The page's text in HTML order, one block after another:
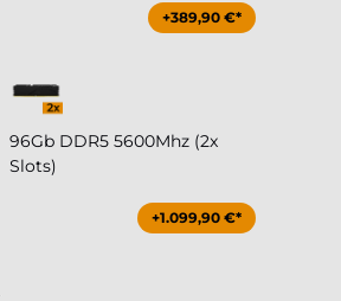
+389,90 €*
96Gb DDR5 5600Mhz (2x
Slots)
+1.099,90 €*